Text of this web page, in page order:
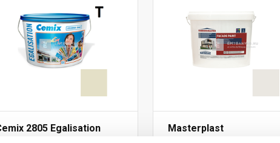
2805 Egalisation
Masterplast